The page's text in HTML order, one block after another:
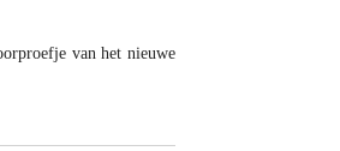
van het nieuwe